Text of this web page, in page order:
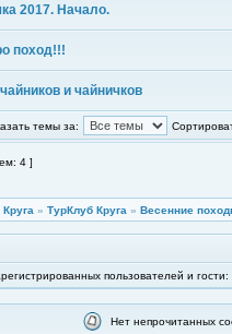
2017. Начало.
поход!!!
и чайничков
темы за:
4 ]
» ТурКлуб Круга » Весенние
пользователей и гости:
Нет непрочитанных